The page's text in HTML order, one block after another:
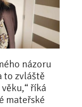
názoru
to zvláště
říká
mateřské